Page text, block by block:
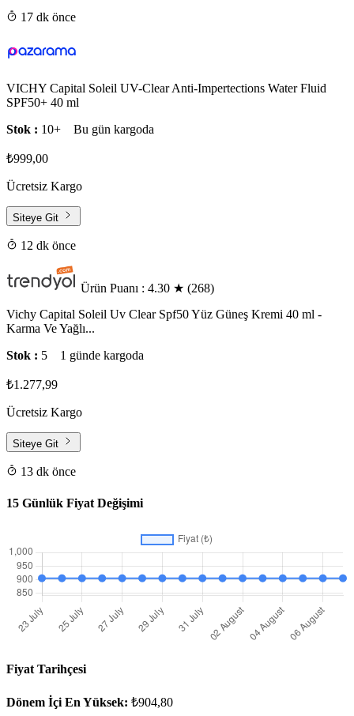
17 dk önce
VICHY Capital Soleil UV-Clear Anti-Impertections Water Fluid
SPF50+ 40 ml
Stok : 10+ Bu gün kargoda
₺999,00
Ücretsiz Kargo
Siteye Git
12 dk önce
Ürün Puanı : 4.30 ★ (268)
Vichy Capital Soleil Uv Clear Spf50 Yüz Güneş Kremi 40 ml -
Karma Ve Yağlı...
Stok : 5 1 günde kargoda
₺1.277,99
Ücretsiz Kargo
Siteye Git
13 dk önce
15 Günlük Fiyat Değişimi
Fiyat Tarihçesi
Dönem İçi En Yüksek: ₺904,80